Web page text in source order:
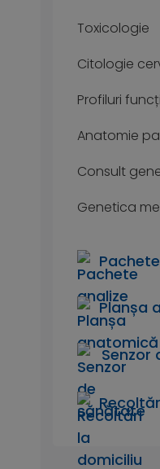
Toxicologie
Citologie
Profiluri
Anatomie
Consult
Genetica
Planșa
Senzor